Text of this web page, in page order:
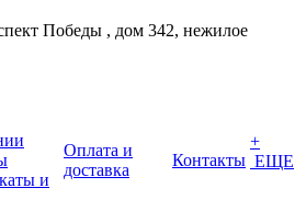
Победы , дом 342, нежилое
и
Оплата и
доставка
Контакты
+
ЕЩЕ